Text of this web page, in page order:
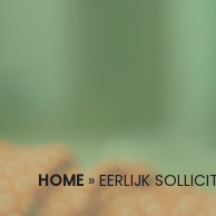
HOME»EERLIJK